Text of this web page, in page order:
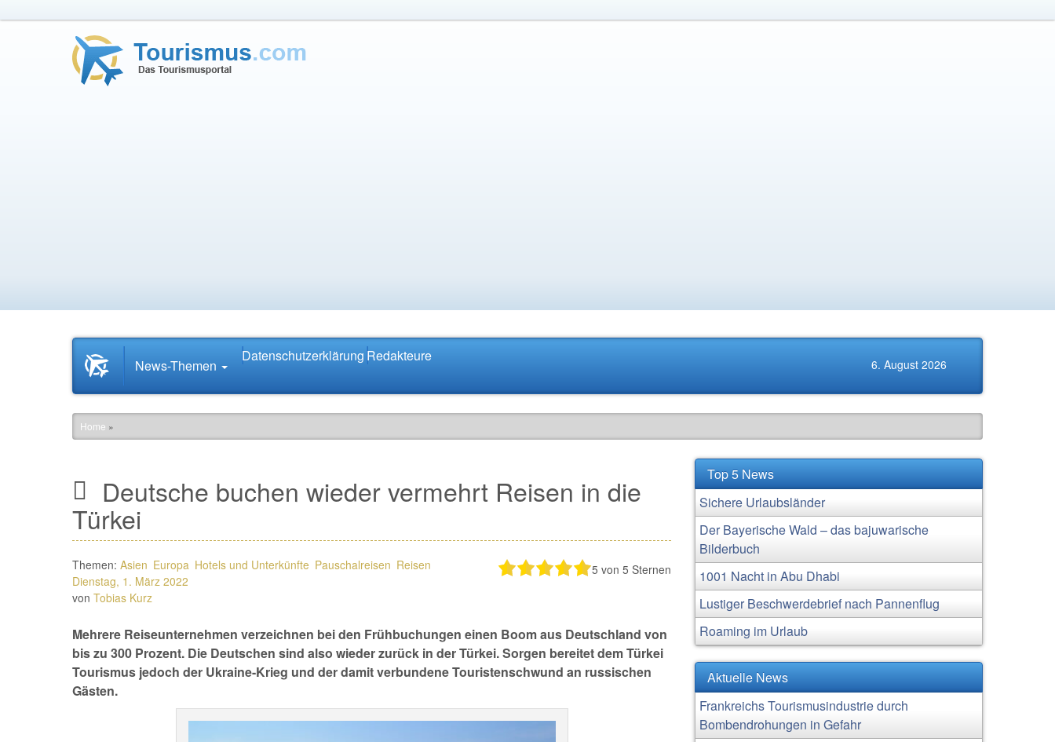
Startseite
News.Tourismus.com
News-Themen
Datenschutzerklärung Redakteure 6. August 2026
Home »
Deutsche buchen wieder vermehrt Reisen in die
Türkei
Themen: Asien Europa Hotels und Unterkünfte Pauschalreisen Reisen
Dienstag, 1. März 2022
von Tobias Kurz
5 von 5 Sternen
Mehrere Reiseunternehmen verzeichnen bei den Frühbuchungen einen Boom aus Deutschland von
bis zu 300 Prozent. Die Deutschen sind also wieder zurück in der Türkei. Sorgen bereitet dem Türkei
Tourismus jedoch der Ukraine-Krieg und der damit verbundene Touristenschwund an russischen
Gästen.
Top 5 News
Sichere Urlaubsländer
Der Bayerische Wald – das bajuwarische
Bilderbuch
1001 Nacht in Abu Dhabi
Lustiger Beschwerdebrief nach Pannenflug
Roaming im Urlaub
Aktuelle News
Frankreichs Tourismusindustrie durch
Bombendrohungen in Gefahr